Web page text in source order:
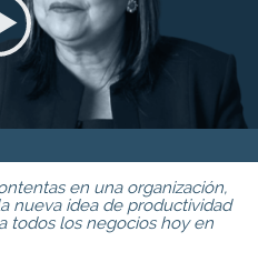
en una organización,
nueva idea de productividad
todos los negocios hoy en